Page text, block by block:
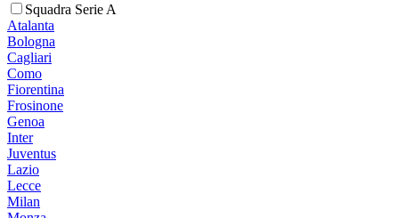
Squadra Serie A
Atalanta
Bologna
Cagliari
Como
Fiorentina
Frosinone
Genoa
Inter
Juventus
Lazio
Lecce
Milan